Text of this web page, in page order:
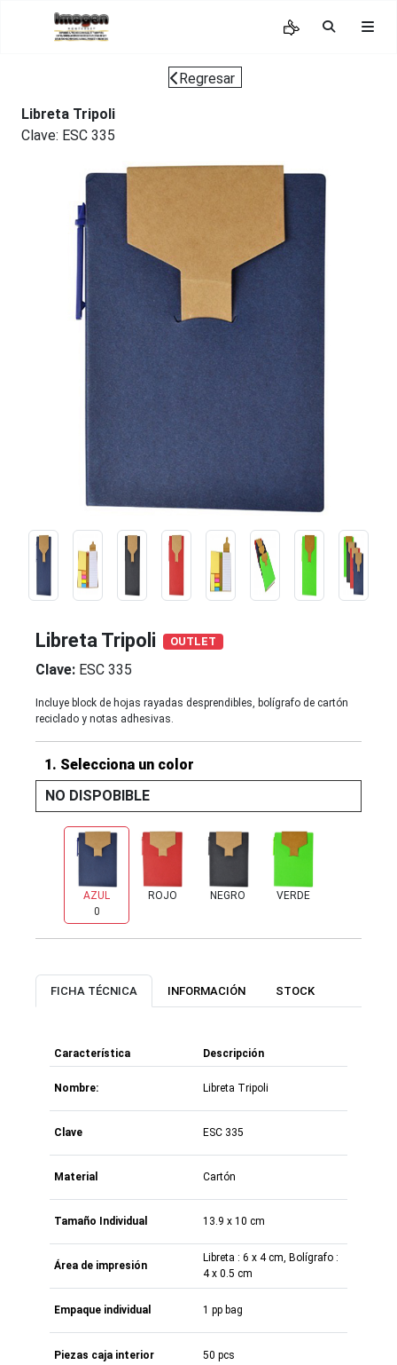
Regresar
Libreta Tripoli
Clave: ESC 335
Libreta Tripoli OUTLET
Clave: ESC 335
Incluye block de hojas rayadas desprendibles, bolígrafo de cartón
reciclado y notas adhesivas.
1. Selecciona un color
NO DISPOBIBLE
AZUL
0
ROJO
NEGRO
VERDE
FICHA TÉCNICA INFORMACIÓN STOCK
Característica Descripción
Nombre: Libreta Tripoli
Clave ESC 335
Material Cartón
Tamaño Individual 13.9 x 10 cm
Área de impresión
Libreta : 6 x 4 cm, Bolígrafo :
4 x 0.5 cm
Empaque individual 1 pp bag
Piezas caja interior 50 pcs